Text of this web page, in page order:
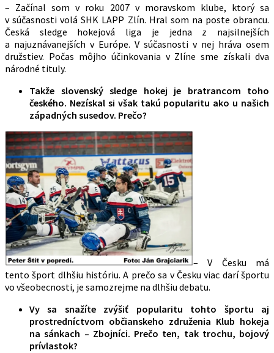
– Začínal som v roku 2007 v moravskom klube, ktorý sa
v súčasnosti volá SHK LAPP Zlín. Hral som na poste obrancu.
Česká sledge hokejová liga je jedna z najsilnejších
a najuznávanejších v Európe. V súčasnosti v nej hráva osem
družstiev. Počas môjho účinkovania v Zlíne sme získali dva
národné tituly.
Takže slovenský sledge hokej je bratrancom toho
českého. Nezískal si však takú popularitu ako u našich
západných susedov. Prečo?
– V Česku má
tento šport dlhšiu históriu. A prečo sa v Česku viac darí športu
vo všeobecnosti, je samozrejme na dlhšiu debatu.
Vy sa snažíte zvýšiť popularitu tohto športu aj
prostredníctvom občianskeho združenia Klub hokeja
na sánkach – Zbojníci. Prečo ten, tak trochu, bojový
prívlastok?